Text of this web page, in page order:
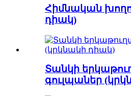
Հիմնական
դիակ)
Տանկի
գուլպաներ